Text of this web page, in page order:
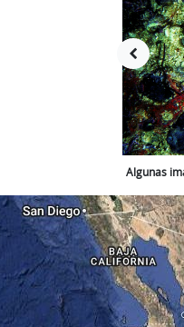
Algunas